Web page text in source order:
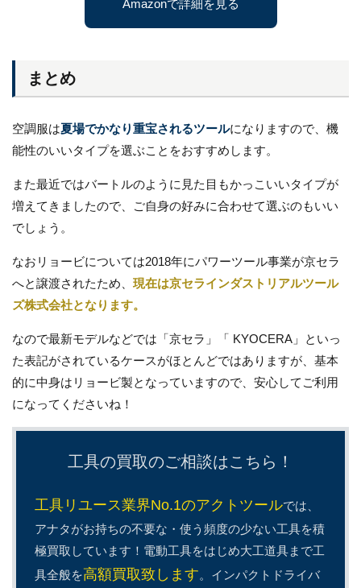
Amazonで詳細を見る
まとめ
空調服は夏場でかなり重宝されるツールになりますので、機
能性のいいタイプを選ぶことをおすすめします。
また最近ではバートルのように見た目もかっこいいタイプが
増えてきましたので、ご自身の好みに合わせて選ぶのもいい
でしょう。
なおリョービについては2018年にパワーツール事業が京セラ
へと譲渡されたため、 現在は京セラインダストリアルツール
ズ株式会社となります。
なので最新モデルなどでは「京セラ」「 KYOCERA」といっ
た表記がされているケースがほとんどではありますが、基本
的に中身はリョービ製となっていますので、安心してご利用
になってくださいね！
工具の買取のご相談はこちら！
工具リユース業界No.1のアクトツールでは、
アナタがお持ちの不要な・使う頻度の少ない工具を積
極買取しています！電動工具をはじめ大工道具まで工
具全般を高額買取致します。インパクトドライバ